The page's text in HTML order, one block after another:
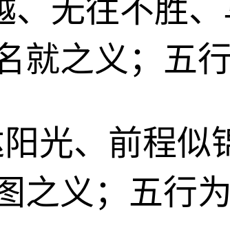
无往不胜、
之义；五行
光、前程似
义；五行为